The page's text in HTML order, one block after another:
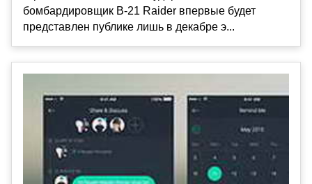
бомбардировщик B-21 Raider впервые будет
представлен публике лишь в декабре э...